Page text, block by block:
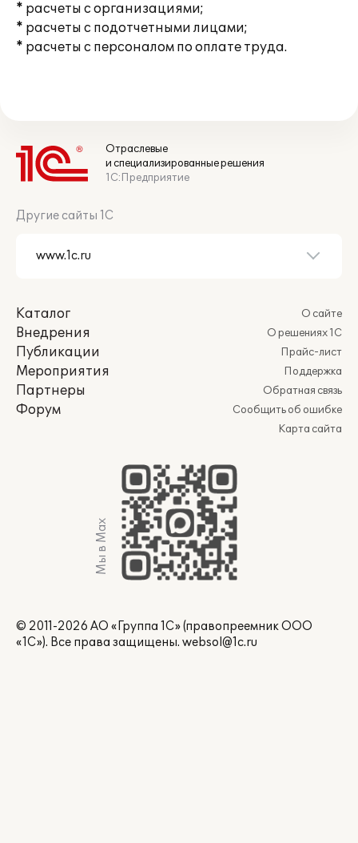
* расчеты с организациями;
* расчеты с подотчетными лицами;
* расчеты с персоналом по оплате труда.
Отраслевые
и специализированные решения
1С:Предприятие
Другие сайты 1С
Каталог
Внедрения
Публикации
Мероприятия
Партнеры
Форум
О сайте
О решениях 1С
Прайс-лист
Поддержка
Обратная связь
Сообщить об ошибке
Карта сайта
Мы в Max
© 2011-2026 АО «Группа 1С» (правопреемник ООО
«1С»). Все права защищены. websol@1c.ru